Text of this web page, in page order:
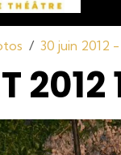
30 juin 2012
2012